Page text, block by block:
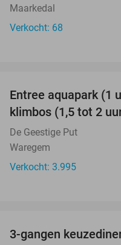
Maarkedal
Verkocht: 68
Entree aquapark (1
klimbos (1,5 tot 2
De Geestige Put
Waregem
Verkocht: 3.995
3-gangen